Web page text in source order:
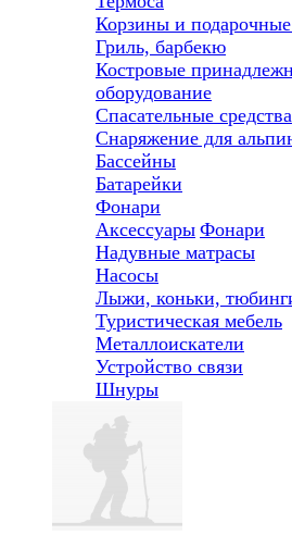
Корзины и
Гриль, барбекю
Костровые
оборудование
Спасательные средства
Снаряжение для
Бассейны
Батарейки
Фонари
Аксессуары Фонари
Надувные матрасы
Насосы
Лыжи, коньки,
Туристическая мебель
Металлоискатели
Устройство связи
Шнуры